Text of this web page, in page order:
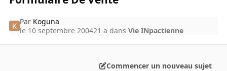
Par Koguna
le 10 septembre 200421 a dansVie INpactienne
Commencer un nouveau sujet